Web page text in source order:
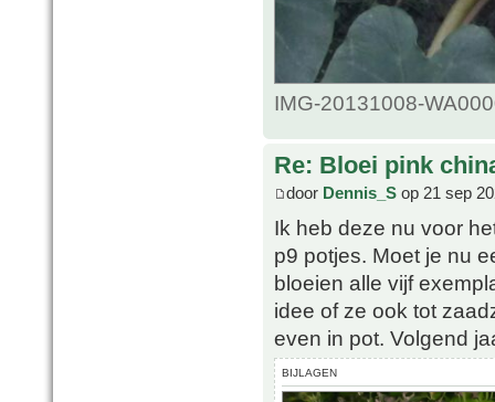
IMG-20131008-
Re: Bloei pink
door Dennis_S op 21 sep
Ik heb deze nu voor
p9 potjes. Moet je nu
bloeien alle vijf
idee of ze ook tot
even in pot. Volgend
BIJLAGEN